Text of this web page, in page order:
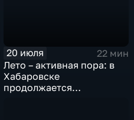
20 июля
22 мин
Лето – активная пора: в
Хабаровске
продолжается